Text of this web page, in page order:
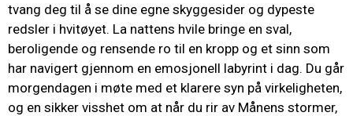
tvang deg til å se dine egne skyggesider og dypeste
redsler i hvitøyet. La nattens hvile bringe en sval,
beroligende og rensende ro til en kropp og et sinn som
har navigert gjennom en emosjonell labyrint i dag. Du går
morgendagen i møte med et klarere syn på virkeligheten,
og en sikker visshet om at når du rir av Månens stormer,